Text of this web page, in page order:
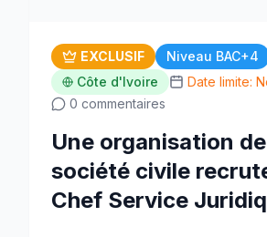
EXCLUSIF
Niveau BAC+4
Côte d'Ivoire
Date limite:
0 commentaires
Une organisation
société civile
Chef Service